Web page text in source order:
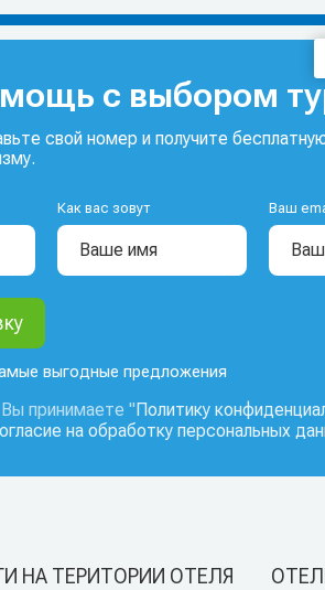
с выбором
свой номер и получите
Как вас зовут Ваш
выгодные предложения
принимаете " Политику
на обработку персональных
НА ТЕРИТОРИИ ОТЕЛЯ